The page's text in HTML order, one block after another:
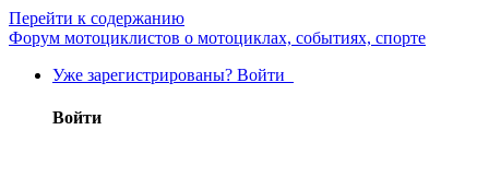
Перейти к содержанию
Форум мотоциклистов о мотоциклах, событиях, спорте
Уже зарегистрированы? Войти
Войти